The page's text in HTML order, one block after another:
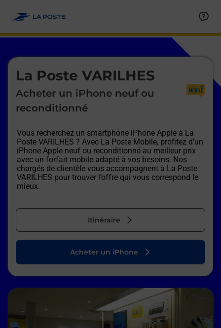
La Poste VARILHES
Acheter un iPhone neuf ou
reconditionné
Vous recherchez un smartphone iPhone Apple à La
Poste VARILHES ? Avec La Poste Mobile, profitez d’un
iPhone Apple neuf ou reconditionné au meilleur prix
avec un forfait mobile adapté à vos besoins. Nos
chargés de clientèle vous accompagnent à La Poste
VARILHES pour trouver l’offre qui vous correspond le
mieux.
Itinéraire
Le lien s'ouvre dans un nouvel onglet
Acheter un iPhone